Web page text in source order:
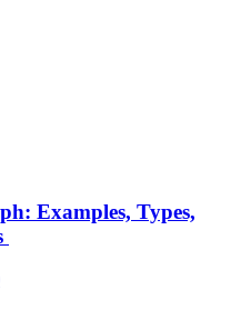
Examples, Types,